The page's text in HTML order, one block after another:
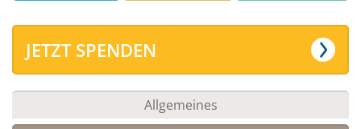
JETZT SPENDEN
Allgemeines